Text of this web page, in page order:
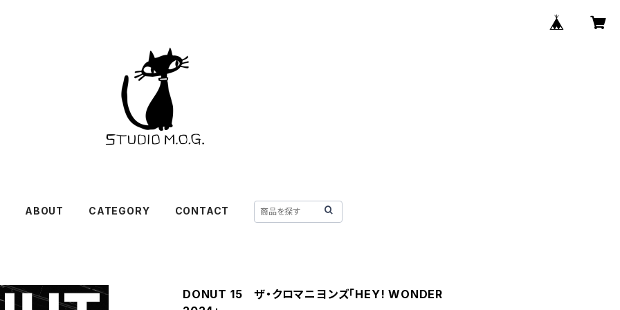
ABOUT CATEGORY CONTACT
DONUT 15 ザ・クロマニヨンズ「HEY! WONDER